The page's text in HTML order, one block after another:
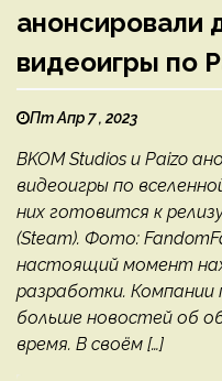
анонсировали
видеоигры по
Пт Апр 7 , 2023
BKOM Studios и Paizo
видеоигры по
них готовится к
(Steam). Фото:
настоящий момент
разработки.
больше новостей об
время. В своём […]